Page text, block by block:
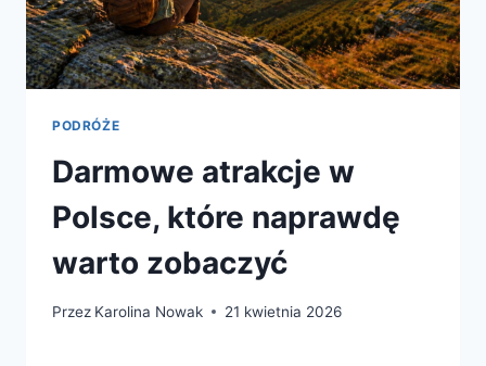
PODRÓŻE
Darmowe atrakcje w
Polsce, które naprawdę
warto zobaczyć
Przez Karolina Nowak 21 kwietnia 2026